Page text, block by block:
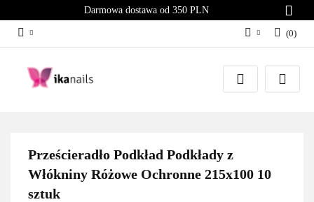
Darmowa dostawa od 350 PLN
Zaloguj się
Załóż konto
(0)
Prześcieradło Podkład Podkłady z
Włókniny Różowe Ochronne 215x100 10
sztuk